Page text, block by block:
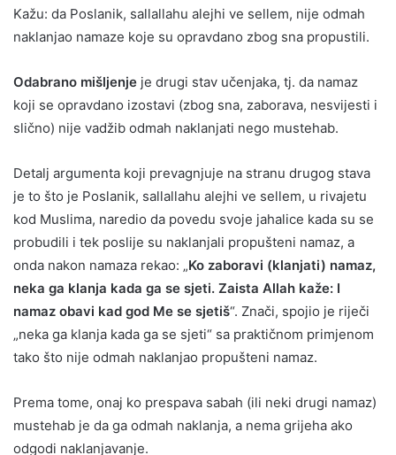
Kažu: da Poslanik, sallallahu alejhi ve sellem, nije odmah
naklanjao namaze koje su opravdano zbog sna propustili.
Odabrano mišljenje je drugi stav učenjaka, tj. da namaz
koji se opravdano izostavi (zbog sna, zaborava, nesvijesti i
slično) nije vadžib odmah naklanjati nego mustehab.
Detalj argumenta koji prevagnjuje na stranu drugog stava
je to što je Poslanik, sallallahu alejhi ve sellem, u rivajetu
kod Muslima, naredio da povedu svoje jahalice kada su se
probudili i tek poslije su naklanjali propušteni namaz, a
onda nakon namaza rekao: „Ko zaboravi (klanjati) namaz,
neka ga klanja kada ga se sjeti. Zaista Allah kaže: I
namaz obavi kad god Me se sjetiš“. Znači, spojio je riječi
„neka ga klanja kada ga se sjeti“ sa praktičnom primjenom
tako što nije odmah naklanjao propušteni namaz.
Prema tome, onaj ko prespava sabah (ili neki drugi namaz)
mustehab je da ga odmah naklanja, a nema grijeha ako
odgodi naklanjavanje.